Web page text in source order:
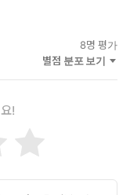
8명 평가
별점 분포 보기
!